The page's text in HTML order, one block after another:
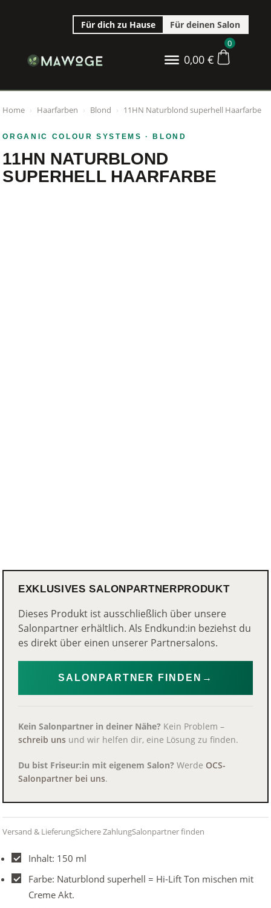
Für dich zu Hause Für deinen Salon
0,00 €
0
Home › Haarfarben › Blond › 11HN Naturblond superhell Haarfarbe
ORGANIC COLOUR SYSTEMS · BLOND
11HN NATURBLOND
SUPERHELL HAARFARBE
EXKLUSIVES SALONPARTNERPRODUKT
Dieses Produkt ist ausschließlich über unsere
Salonpartner erhältlich. Als Endkund:in beziehst du
es direkt über einen unserer Partnersalons.
SALONPARTNER FINDEN →
Kein Salonpartner in deiner Nähe?Kein Problem –
schreib unsund wir helfen dir, eine Lösung zu finden.
Du bist Friseur:in mit eigenem Salon?Werde OCS-
Salonpartner bei uns.
Versand & LieferungSichere ZahlungSalonpartner finden
Inhalt: 150 ml
Farbe: Naturblond superhell = Hi-Lift Ton mischen mit
Creme Akt.